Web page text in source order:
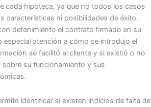
cada hipoteca, ya que no todos los casos
características ni posibilidades de éxito.
detenimiento el contrato firmado en su
atención a cómo se introdujo el
se facilitó al cliente y si existió o no
sobre su funcionamiento y sus
identificar si existen indicios de falta de